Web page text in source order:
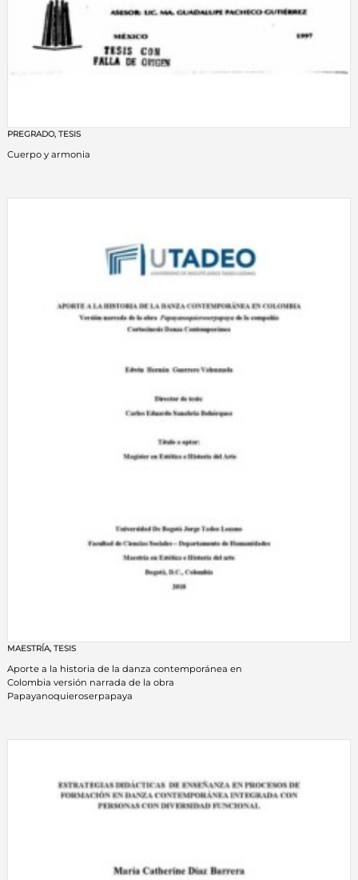
PREGRADO, TESIS
Cuerpo y armonia
MAESTRÍA, TESIS
Aporte a la historia de la danza contemporánea en
Colombia versión narrada de la obra
Papayanoquieroserpapaya